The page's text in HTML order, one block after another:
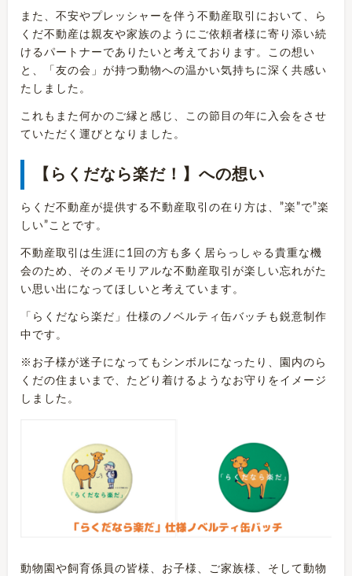
また、不安やプレッシャーを伴う不動産取引において、ら
くだ不動産は親友や家族のようにご依頼者様に寄り添い続
けるパートナーでありたいと考えております。この想い
と、「友の会」が持つ動物への温かい気持ちに深く共感い
たしました。
これもまた何かのご縁と感じ、この節目の年に入会をさせ
ていただく運びとなりました。
【らくだなら楽だ！】への想い
らくだ不動産が提供する不動産取引の在り方は、”楽”で”楽
しい”ことです。
不動産取引は生涯に1回の方も多く居らっしゃる貴重な機
会のため、そのメモリアルな不動産取引が楽しい忘れがた
い思い出になってほしいと考えています。
「らくだなら楽だ」仕様のノベルティ缶バッチも鋭意制作
中です。
※お子様が迷子になってもシンボルになったり、園内のら
くだの住まいまで、たどり着けるようなお守りをイメージ
しました。
動物園や飼育係員の皆様、お子様、ご家族様、そして動物